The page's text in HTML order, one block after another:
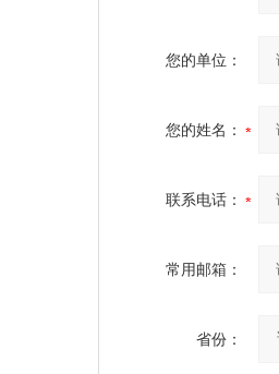
您的单位：
您的姓名：
联系电话：
常用邮箱：
省份：